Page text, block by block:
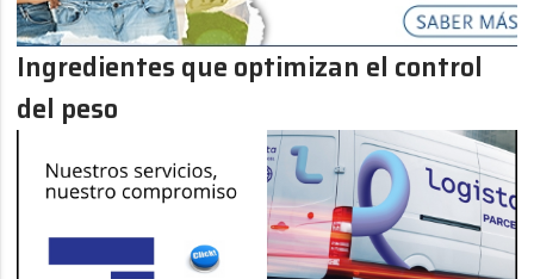
Ingredientes que optimizan el control
del peso